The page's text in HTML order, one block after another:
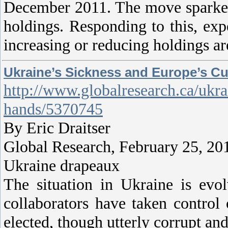
December 2011. The move
holdings. Responding to this,
increasing or reducing holdings
Ukraine’s Sickness and Europe’s
http://www.globalresearch.ca/
hands/5370745
By Eric Draitser
Global Research, February 25,
Ukraine drapeaux
The situation in Ukraine is
collaborators have taken
elected, though utterly corrupt